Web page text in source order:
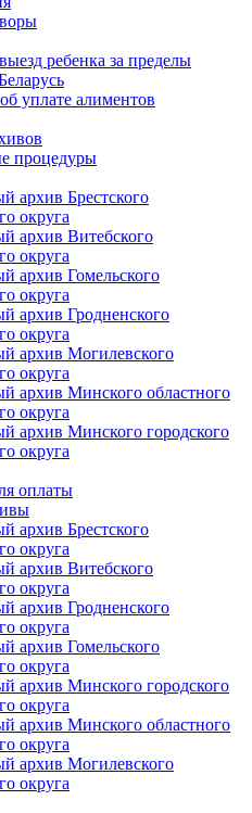
ребенка за пределы
уплате алиментов
процедуры
архив Брестского
округа
архив Витебского
округа
архив Гомельского
округа
архив Гродненского
округа
архив Могилевского
округа
архив Минского областного
округа
архив Минского городского
округа
оплаты
архив Брестского
округа
архив Витебского
округа
архив Гродненского
округа
архив Гомельского
округа
архив Минского городского
округа
архив Минского областного
округа
архив Могилевского
округа